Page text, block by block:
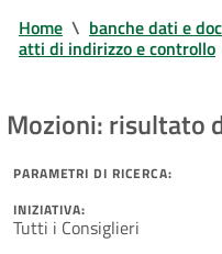
Home \ banche dati e
atti di indirizzo e controllo
Mozioni: risultato
PARAMETRI DI RICERCA:
INIZIATIVA:
Tutti i Consiglieri